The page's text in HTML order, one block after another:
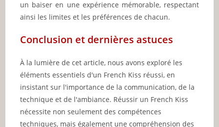
un baiser en une expérience mémorable, respectant
ainsi les limites et les préférences de chacun.
Conclusion et dernières astuces
À la lumière de cet article, nous avons exploré les
éléments essentiels d'un French Kiss réussi, en
insistant sur l'importance de la communication, de la
technique et de l'ambiance. Réussir un French Kiss
nécessite non seulement des compétences
techniques, mais également une compréhension des